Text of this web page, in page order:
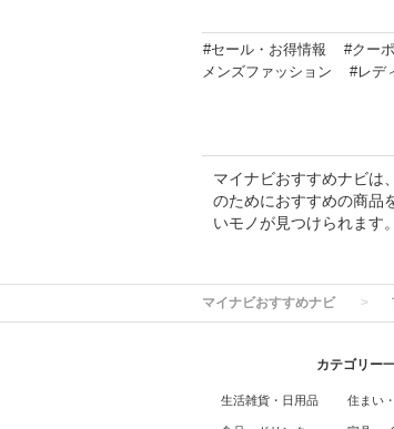
#セール・お得情報 #クー
メンズファッション
#レデ
マイナビおすすめナビは
のためにおすすめの商品
いモノが見つけられます。
マイナビおすすめナビ
カテゴリー
生活雑貨・日用品 住まい